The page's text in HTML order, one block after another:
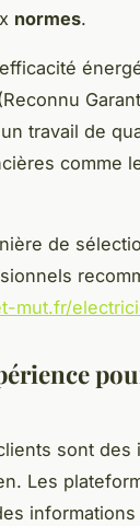
normes.
travail de
comme
de
mut.fr/
sont des
Les